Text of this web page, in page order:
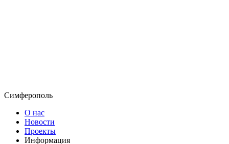
Симферополь
О нас
Новости
Проекты
Информация